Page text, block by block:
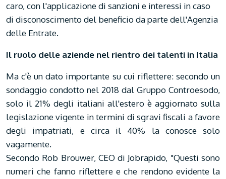
caro, con l'applicazione di sanzioni e interessi in caso
di disconoscimento del beneficio da parte dell'Agenzia
delle Entrate.
Il ruolo delle aziende nel rientro dei talenti in Italia
Ma c'è un dato importante su cui riflettere: secondo un
sondaggio condotto nel 2018 dal Gruppo Controesodo,
solo il 21% degli italiani all'estero è aggiornato sulla
legislazione vigente in termini di sgravi fiscali a favore
degli impatriati, e circa il 40% la conosce solo
vagamente.
Secondo Rob Brouwer, CEO di Jobrapido, "Questi sono
numeri che fanno riflettere e che rendono evidente la